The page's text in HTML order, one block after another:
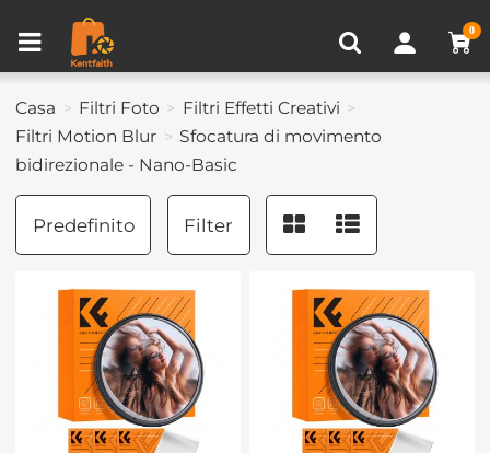
0
Casa Filtri Foto
Filtri Effetti Creativi
Filtri Motion Blur
Sfocatura di movimento
bidirezionale - Nano-Basic
Predefinito Filter